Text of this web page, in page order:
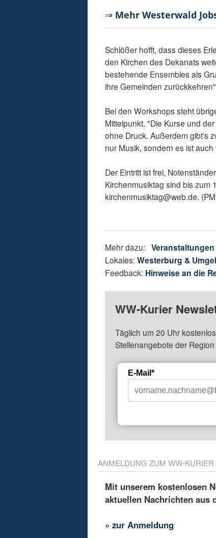
⇒ Mehr Westerwald
Schlößer hofft, dass dieses
den Kirchen des Dekanats
bestehende Ensembles als
ihre Gemeinden
Bei den Workshops steht
Mittelpunkt. "Die Kurse und
ohne Druck. Außerdem gibt’s
nur Musik, sondern es ist
Der Eintritt ist frei,
Kirchenmusiktag sind bis zum
kirchenmusiktag@web.de.
Mehr dazu:
Lokales:Westerburg &
Feedback: Hinweise an die
WW-Kurier
Täglich um 20 Uhr
Stellenangebote der
E-Mail*
ANMELDUNG ZUM WW-
Mit unserem kostenlosen
aktuellen Nachrichten aus
»zur Anmeldung